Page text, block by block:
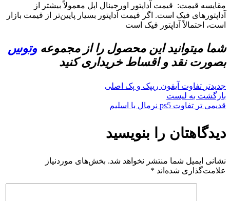
مقایسه قیمت: قیمت آداپتور اورجینال اپل معمولاً بیشتر از
آداپتور‌های فیک است. اگر قیمت آداپتور بسیار پایین‌تر از قیمت بازار
است، احتمالاً آداپتور فیک است
شما میتوانید این محصول را از مجموعه وتوس
بصورت نقد و اقساط خریداری کنید
جدیدتر تفاوت آیفون ریپک و پک اصلی
بازگشت به لیست
قدیمی تر تفاوت ps5 نرمال با اسلیم
دیدگاهتان را بنویسید
نشانی ایمیل شما منتشر نخواهد شد. بخش‌های موردنیاز
علامت‌گذاری شده‌اند *